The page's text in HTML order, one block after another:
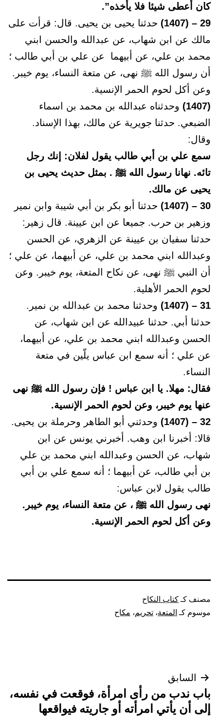
كان أعطى شيئا فلا يأخذه”.
29 – (1407)
حدثنا يحيى بن يحيى. قال: قرأت على
مالك عن ابن شهاب، عن عبدالله والحسن ابني
محمد بن علي، عن أبيهما عن علي بن أبي طالب ؛
أن رسول الله ﷺ نهى، عن متعة النساء، يوم خيبر.
وعن أكل لحوم الحمر الإنسية.
(1407)
وحدثناه عبدالله بن محمد بن اسماء
الضبعي. حدثنا جويرية عن مالك، بهذا الإسناد.
وقال:
سمع علي بن أبي طالب يقول لفلان: إنك رجل
تائه. نهانا رسول الله ﷺ . بمثل حديث يحيى بن
يحيى عن مالك.
30 – (1407)
حدثنا أبو بكر بن أبي شيبة وابن نمير
وزهير بن حرب. جميعا عن ابن عيينة. قال زهير:
حدثنا سفيان بن عيينة عن الزهري، عن الحسن
وعبدالله ابني محمد بن علي، عن أبيهما، عن علي ؛
أن النبي ﷺ نهى، عن نكاح المتعة، يوم خيبر. وعن
لحوم الحمر الأهلية.
31 – (1407)
وحدثنا محمد بن عبدالله بن نمير.
حدثنا أبي. حدثنا عبيدالله عن ابن شهاب، عن
الحسن وعبدالله ابني محمد بن علي، عن أبيهما،
عن علي ؛ أنه سمع ابن عباس يلّين في متعة
النساء.
فقال: مهلا. يا ابن عباس ! فإن رسول الله ﷺ نهى
عنها يوم خيبر، وعن لحوم الحمر الإنسية.
32 – (1407)
وحدثني أبو الطاهر وحرملة بن يحيى.
قالا: أخبرنا ابن وهب. أخبرني يونس عن ابن
شهاب، عن الحسن وعبدالله ابني محمد بن علي
بن أبي طالب، عن أبيهما ؛ أنه سمع علي بن أبي
طالب يقول لابن عباس:
نهى رسول الله ﷺ ، عن متعة النساء، يوم خيبر.
وعن أكل لحوم الحمر الإنسية.
مصنف كـكتاب النكاح
موسوم كـ المتعة، تحريم، مكاح
تصفّح
المقالات
السابق
باب ندب من رأى امرأة، فوقعت في نفسه،
إلى أن يأتي امرأته أو جاريته فيواقعها